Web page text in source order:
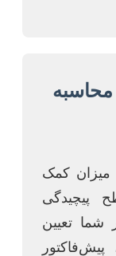
میزان کمک
پیچیدگی
شما تعیین